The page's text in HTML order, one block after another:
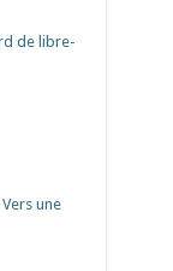
de libre-
une